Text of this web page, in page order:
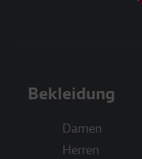
Bekleidung
Damen
Herren